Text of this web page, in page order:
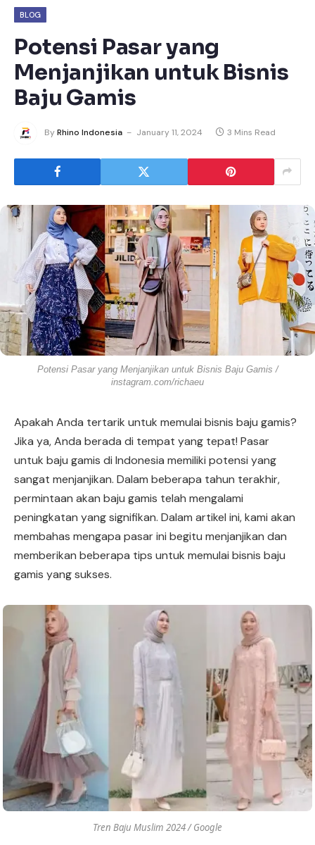
BLOG
Potensi Pasar yang
Menjanjikan untuk Bisnis
Baju Gamis
ByRhino Indonesia January 11, 2024 3 Mins Read
Potensi Pasar yang Menjanjikan untuk Bisnis Baju Gamis /
instagram.com/richaeu
Apakah Anda tertarik untuk memulai bisnis baju gamis?
Jika ya, Anda berada di tempat yang tepat! Pasar
untuk baju gamis di Indonesia memiliki potensi yang
sangat menjanjikan. Dalam beberapa tahun terakhir,
permintaan akan baju gamis telah mengalami
peningkatan yang signifikan. Dalam artikel ini, kami akan
membahas mengapa pasar ini begitu menjanjikan dan
memberikan beberapa tips untuk memulai bisnis baju
gamis yang sukses.
Tren Baju Muslim 2024 / Google